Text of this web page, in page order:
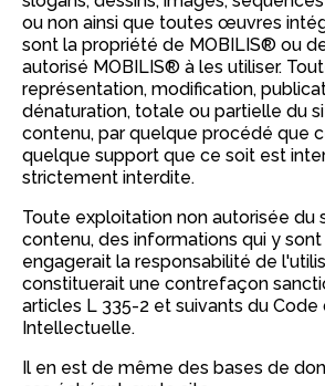
ou non ainsi que toutes œuvres
sont la propriété de MOBILIS® ou
autorisé MOBILIS® à les utiliser.
représentation, modification,
dénaturation, totale ou partielle du
contenu, par quelque procédé que
quelque support que ce soit est
strictement interdite.
Toute exploitation non autorisée du
contenu, des informations qui y
engagerait la responsabilité de
constituerait une contrefaçon
articles L 335-2 et suivants du Code
Intellectuelle.
Il en est de même des bases de